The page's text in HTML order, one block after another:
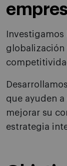
globalización
que ayuden
mejorar su
estrategia